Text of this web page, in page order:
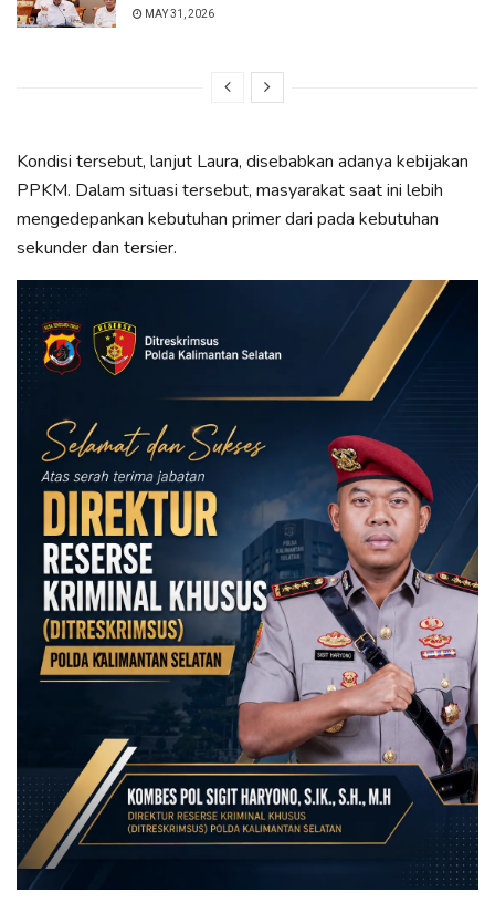
MAY 31, 2026
Kondisi tersebut, lanjut Laura, disebabkan adanya kebijakan
PPKM. Dalam situasi tersebut, masyarakat saat ini lebih
mengedepankan kebutuhan primer dari pada kebutuhan
sekunder dan tersier.